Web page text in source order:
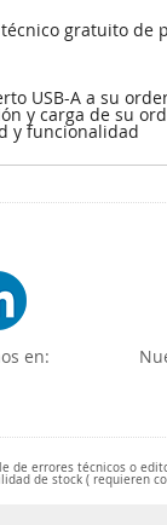
técnico gratuito de
USB-A a su
y carga de su
y funcionalidad
en:
de errores técnicos o
de stock ( requieren